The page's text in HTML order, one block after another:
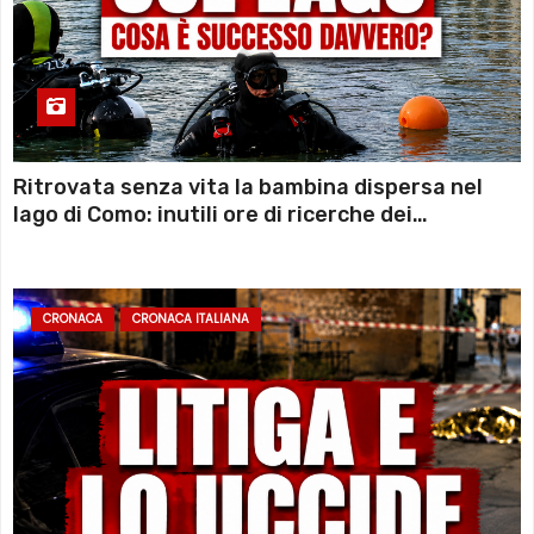
Ritrovata senza vita la bambina dispersa nel
lago di Como: inutili ore di ricerche dei
CRONACA CRONACA ITALIANA